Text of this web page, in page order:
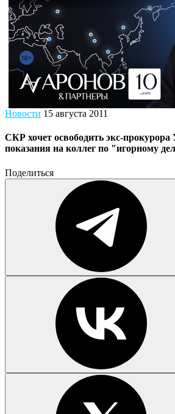
Новости 15 августа 2011
СКР хочет освободить экс-
показания на коллег по "игорному
Поделиться